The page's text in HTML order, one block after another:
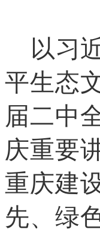
以习
平生态
届二中
庆重要
重庆建
先、绿